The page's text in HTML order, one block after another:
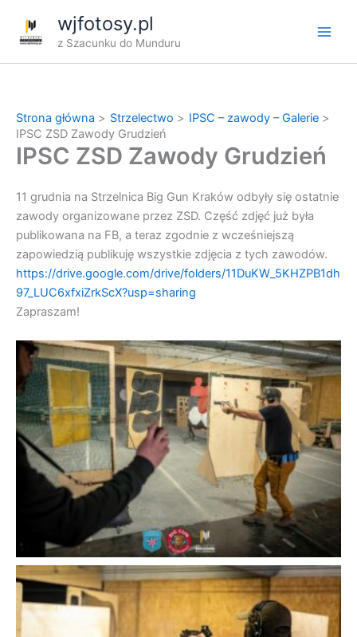
treści
wjfotosy.pl
z Szacunku do Munduru
Strona główna Strzelectwo
IPSC – zawody – Galerie
IPSC ZSD Zawody Grudzień
IPSC ZSD Zawody Grudzień
11 grudnia na Strzelnica Big Gun Kraków odbyły się ostatnie
zawody organizowane przez ZSD. Część zdjęć już była
publikowana na FB, a teraz zgodnie z wcześniejszą
zapowiedzią publikuję wszystkie zdjęcia z tych zawodów.
https://drive.google.com/drive/folders/11DuKW_5KHZPB1dh
97_LUC6xfxiZrkScX?usp=sharing
Zapraszam!